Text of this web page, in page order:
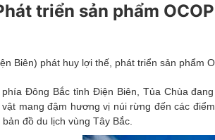
triển sản phẩm
Biên) phát huy lợi thế, phát triển sản phẩm
Đông Bắc tỉnh Điện Biên, Tủa Chùa
mang đậm hương vị núi rừng đến các
đồ du lịch vùng Tây Bắc.